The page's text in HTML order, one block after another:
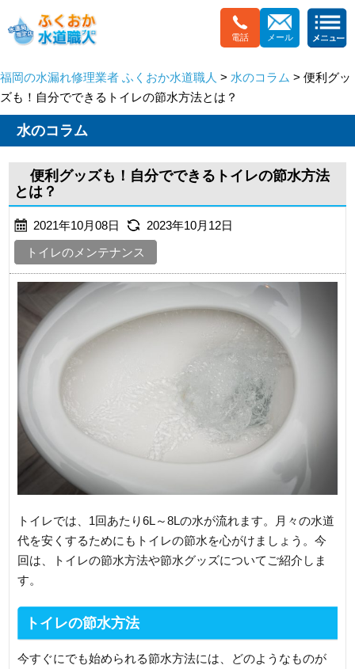
電話 メール
福岡の水漏れ修理業者 ふくおか水道職人 > 水のコラム > 便利グッ
ズも！自分でできるトイレの節水方法とは？
水のコラム
便利グッズも！自分でできるトイレの節水方法
とは？
2021年10月08日
2023年10月12日
トイレのメンテナンス
トイレでは、1回あたり6L～8Lの水が流れます。月々の水道
代を安くするためにもトイレの節水を心がけましょう。今
回は、トイレの節水方法や節水グッズについてご紹介しま
す。
トイレの節水方法
今すぐにでも始められる節水方法には、どのようなものが